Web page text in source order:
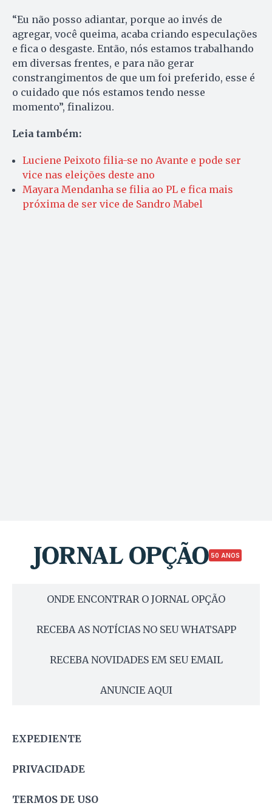
“Eu não posso adiantar, porque ao invés de
agregar, você queima, acaba criando especulações
e fica o desgaste. Então, nós estamos trabalhando
em diversas frentes, e para não gerar
constrangimentos de que um foi preferido, esse é
o cuidado que nós estamos tendo nesse
momento”, finalizou.
Leia também:
Luciene Peixoto filia-se no Avante e pode ser
vice nas eleições deste ano
Mayara Mendanha se filia ao PL e fica mais
próxima de ser vice de Sandro Mabel
50 ANOS
ONDE ENCONTRAR O JORNAL OPÇÃO
RECEBA AS NOTÍCIAS NO SEU WHATSAPP
RECEBA NOVIDADES EM SEU EMAIL
ANUNCIE AQUI
EXPEDIENTE
PRIVACIDADE
TERMOS DE USO